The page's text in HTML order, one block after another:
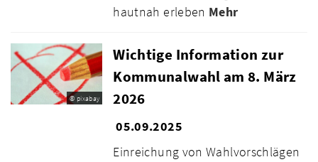
hautnah erleben Mehr
© pixabay
Wichtige Information zur
Kommunalwahl am 8. März
2026
05.09.2025
Einreichung von Wahlvorschlägen